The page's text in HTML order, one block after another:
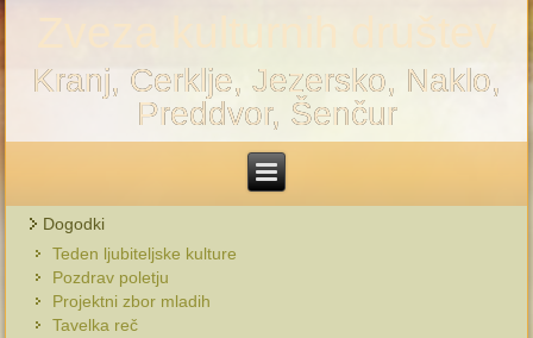
Kranj, Cerklje, Jezersko, Naklo,
Preddvor, Šenčur
Dogodki
Teden ljubiteljske kulture
Pozdrav poletju
Projektni zbor mladih
Tavelka reč